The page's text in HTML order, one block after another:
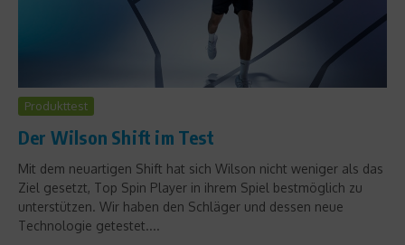
Produkttest
Der Wilson Shift im Test
Mit dem neuartigen Shift hat sich Wilson nicht weniger als das
Ziel gesetzt, Top Spin Player in ihrem Spiel bestmöglich zu
unterstützen. Wir haben den Schläger und dessen neue
Technologie getestet....